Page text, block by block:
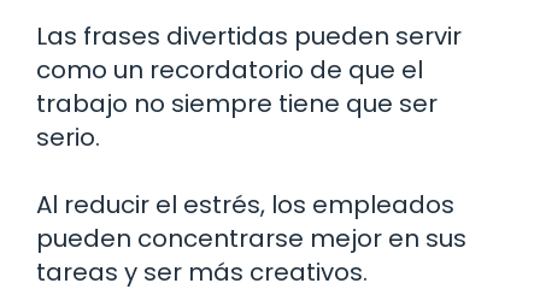
Las frases divertidas pueden servir
como un recordatorio de que el
trabajo no siempre tiene que ser
serio.
Al reducir el estrés, los empleados
pueden concentrarse mejor en sus
tareas y ser más creativos.